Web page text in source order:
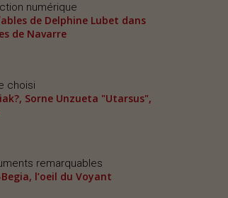
numérique
de Delphine Lubet dans
de Navarre
choisi
Sorne Unzueta "Utarsus",
remarquables
l’oeil du Voyant